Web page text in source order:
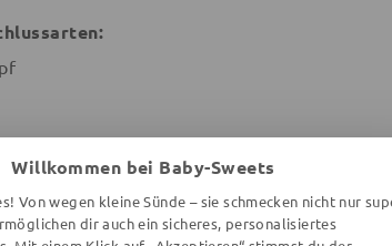
MEHR AUS DER KOLLEKTION
Willkommen bei Baby-Sweets
Von wegen kleine Sünde – sie schmecken nicht nur
dir auch ein sicheres, personalisiertes